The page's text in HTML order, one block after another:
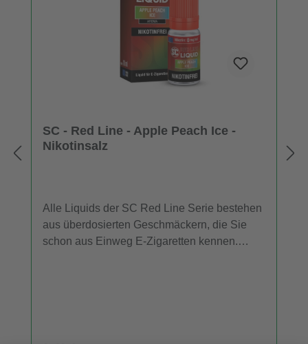
SC - Red Line - Apple Peach Ice -
Nikotinsalz
Alle Liquids der SC Red Line Serie bestehen
aus überdosierten Geschmäckern, die Sie
schon aus Einweg E-Zigaretten kennen.